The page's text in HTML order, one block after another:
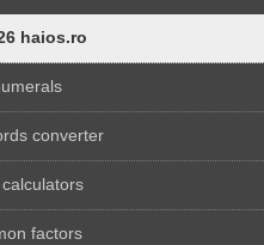
haios.ro
converter
factors